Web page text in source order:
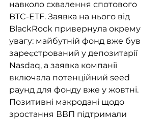
навколо схвалення спотового
BTC-ETF. Заявка на нього від
BlackRock привернула окрему
увагу: майбутній фонд вже був
зареєстрований у депозитарії
Nasdaq, а заявка компанії
включала потенційний seed
раунд для фонду вже у жовтні.
Позитивні макродані щодо
зростання ВВП підтримали